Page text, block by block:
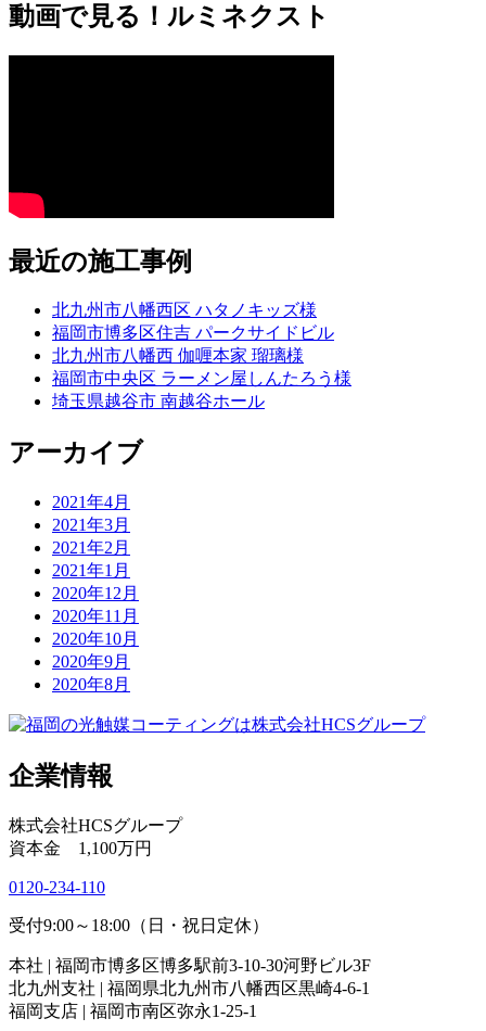
動画で見る！ルミネクスト
最近の施工事例
北九州市八幡西区 ハタノキッズ様
福岡市博多区住吉 パークサイドビル
北九州市八幡西 伽喱本家 瑠璃様
福岡市中央区 ラーメン屋しんたろう様
埼玉県越谷市 南越谷ホール
アーカイブ
2021年4月
2021年3月
2021年2月
2021年1月
2020年12月
2020年11月
2020年10月
2020年9月
2020年8月
企業情報
株式会社HCSグループ
資本金 1,100万円
0120-234-110
受付9:00～18:00（日・祝日定休）
本社 | 福岡市博多区博多駅前3-10-30河野ビル3F
北九州支社 | 福岡県北九州市八幡西区黒崎4-6-1
福岡支店 | 福岡市南区弥永1-25-1